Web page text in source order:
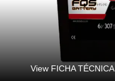
View FICHA TÉCNICA